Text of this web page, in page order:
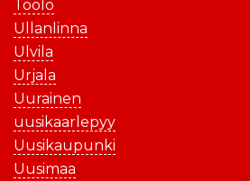
Töölö
Ullanlinna
Ulvila
Urjala
Uurainen
uusikaarlepyy
Uusikaupunki
Uusimaa